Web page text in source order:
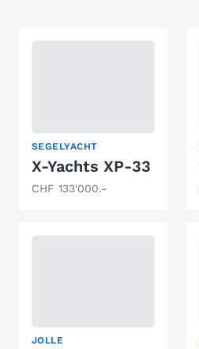
SEGELYACHT
X-Yachts XP-33
CHF 133'000.-
JOLLE